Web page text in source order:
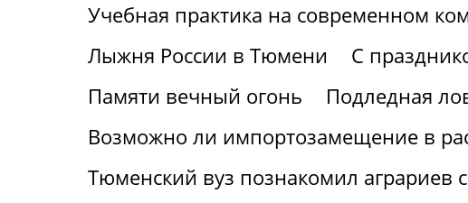
Учебная практика на современном
Лыжня России в Тюмени
С
Памяти вечный огонь
Подледная
Возможно ли импортозамещение в
Тюменский вуз познакомил аграриев